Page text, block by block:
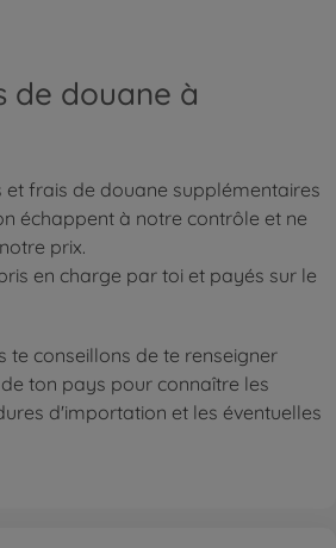
de douane à
et frais de douane supplémentaires
échappent à notre contrôle et ne
prix.
en charge par toi et payés sur le
te conseillons de te renseigner
ton pays pour connaître les
d'importation et les éventuelles